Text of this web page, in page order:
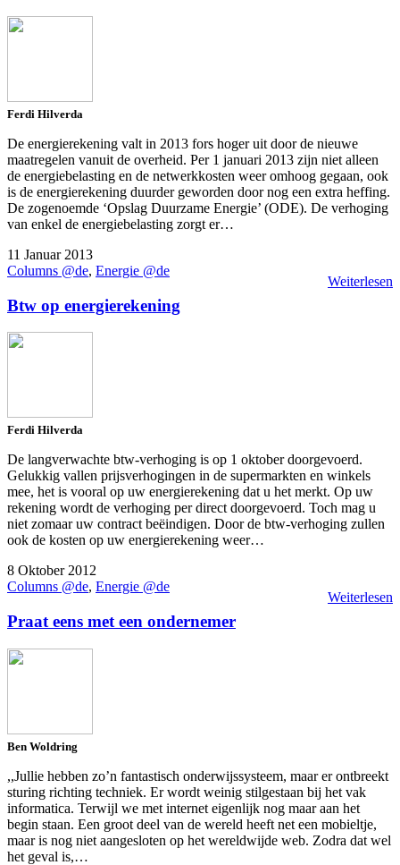
Ferdi Hilverda
De energierekening valt in 2013 fors hoger uit door de nieuwe
maatregelen vanuit de overheid. Per 1 januari 2013 zijn niet alleen
de energiebelasting en de netwerkkosten weer omhoog gegaan, ook
is de energierekening duurder geworden door nog een extra heffing.
De zogenoemde ‘Opslag Duurzame Energie’ (ODE). De verhoging
van enkel de energiebelasting zorgt er…
Weiterlesen
11 Januar 2013
Columns @de, Energie @de
Btw op energierekening
Ferdi Hilverda
De langverwachte btw-verhoging is op 1 oktober doorgevoerd.
Gelukkig vallen prijsverhogingen in de supermarkten en winkels
mee, het is vooral op uw energierekening dat u het merkt. Op uw
rekening wordt de verhoging per direct doorgevoerd. Toch mag u
niet zomaar uw contract beëindigen. Door de btw-verhoging zullen
ook de kosten op uw energierekening weer…
Weiterlesen
8 Oktober 2012
Columns @de, Energie @de
Praat eens met een ondernemer
Ben Woldring
,,Jullie hebben zo’n fantastisch onderwijssysteem, maar er ontbreekt
sturing richting techniek. Er wordt weinig stilgestaan bij het vak
informatica. Terwijl we met internet eigenlijk nog maar aan het
begin staan. Een groot deel van de wereld heeft net een mobieltje,
maar is nog niet aangesloten op het wereldwijde web. Zodra dat wel
het geval is,…